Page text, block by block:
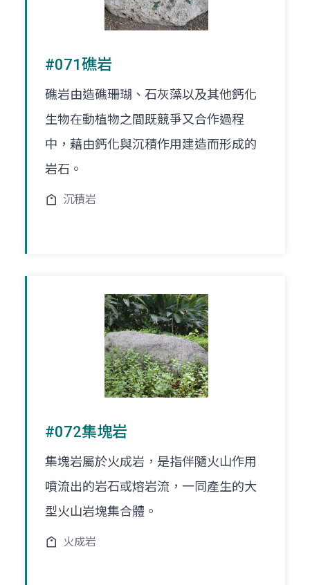
#071礁岩
礁岩由造礁珊瑚、石灰藻以及其他鈣化
生物在動植物之間既競爭又合作過程
中，藉由鈣化與沉積作用建造而形成的
岩石。
沉積岩
#072集塊岩
集塊岩屬於火成岩，是指伴隨火山作用
噴流出的岩石或熔岩流，一同產生的大
型火山岩塊集合體。
火成岩